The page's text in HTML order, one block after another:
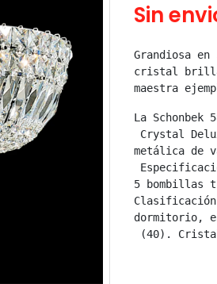
Sin
Grandiosa
cristal
maestra
La Schonbek
Crystal
metálica de
5 bombillas
dormitorio,
(40).